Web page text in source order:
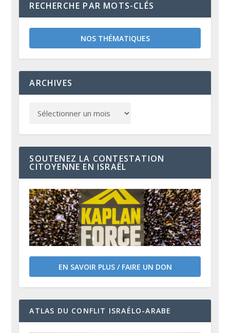
RECHERCHE PAR MOTS-CLÉS
NOS THÉMATIQUES
ARCHIVES
SOUTENEZ LA CONTESTATION
CITOYENNE EN ISRAËL
EN SAVOIR PLUS / FAIRE UN DON
ATLAS DU CONFLIT ISRAÉLO-ARABE